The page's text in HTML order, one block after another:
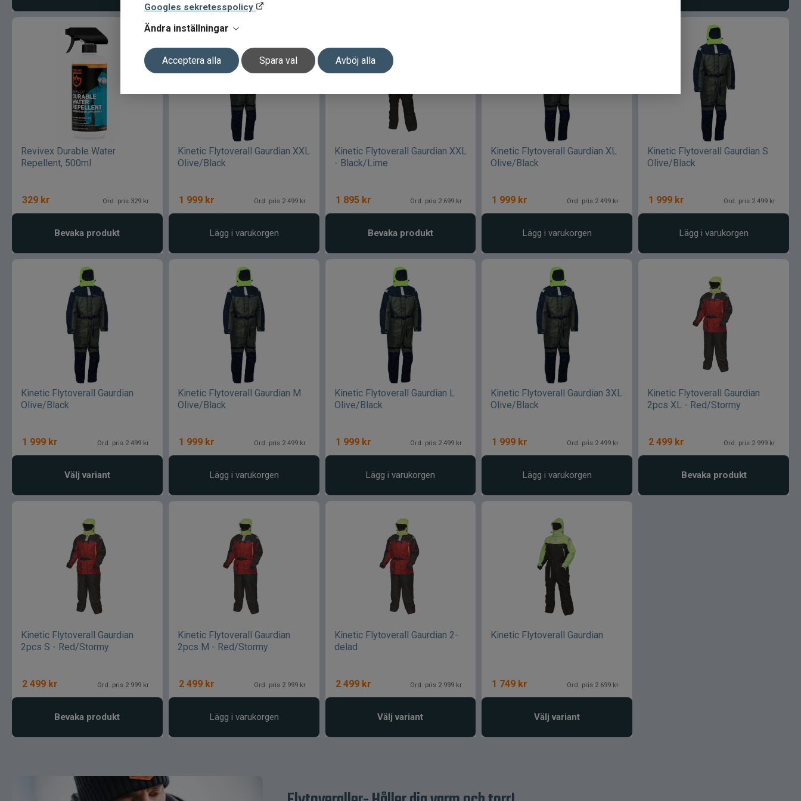
Googles sekretesspolicy
Ändra inställningar
Acceptera alla Spara val Avböj alla
Revivex Durable Water
Repellent, 500ml
329 kr Ord. pris 329 kr
Bevaka produkt
Kinetic Flytoverall Gaurdian XXL
Olive/Black
1 999 kr Ord. pris 2 499 kr
Lägg i varukorgen
Kinetic Flytoverall Gaurdian XXL
- Black/Lime
1 895 kr Ord. pris 2 699 kr
Bevaka produkt
Kinetic Flytoverall Gaurdian XL
Olive/Black
1 999 kr Ord. pris 2 499 kr
Lägg i varukorgen
Kinetic Flytoverall Gaurdian S
Olive/Black
1 999 kr Ord. pris 2 499 kr
Lägg i varukorgen
Kinetic Flytoverall Gaurdian
Olive/Black
1 999 kr Ord. pris 2 499 kr
Välj variant
Kinetic Flytoverall Gaurdian M
Olive/Black
1 999 kr Ord. pris 2 499 kr
Lägg i varukorgen
Kinetic Flytoverall Gaurdian L
Olive/Black
1 999 kr Ord. pris 2 499 kr
Lägg i varukorgen
Kinetic Flytoverall Gaurdian 3XL
Olive/Black
1 999 kr Ord. pris 2 499 kr
Lägg i varukorgen
Kinetic Flytoverall Gaurdian
2pcs XL - Red/Stormy
2 499 kr Ord. pris 2 999 kr
Bevaka produkt
Kinetic Flytoverall Gaurdian
2pcs S - Red/Stormy
2 499 kr Ord. pris 2 999 kr
Bevaka produkt
Kinetic Flytoverall Gaurdian
2pcs M - Red/Stormy
2 499 kr Ord. pris 2 999 kr
Lägg i varukorgen
Kinetic Flytoverall Gaurdian 2-
delad
2 499 kr Ord. pris 2 999 kr
Välj variant
Kinetic Flytoverall Gaurdian
1 749 kr Ord. pris 2 699 kr
Välj variant